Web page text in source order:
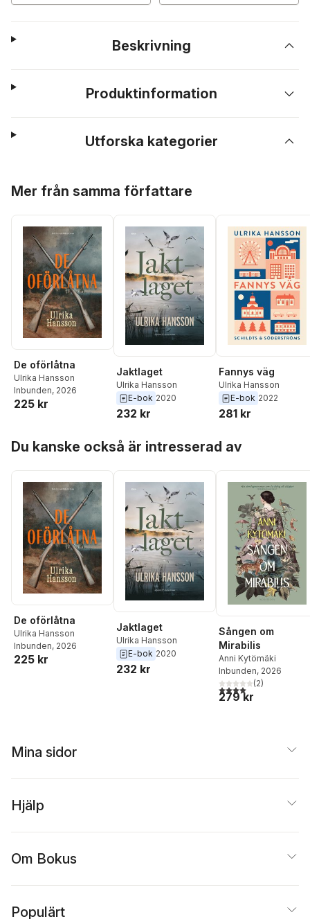
Beskrivning
Produktinformation
Utforska kategorier
Mer från samma författare
De oförlåtna
Ulrika Hansson
Inbunden, 2026
225 kr
Jaktlaget
Ulrika Hansson
E-bok 2020
232 kr
Fannys väg
Ulrika Hansson
E-bok 2022
281 kr
Du kanske också är intresserad av
De oförlåtna
Ulrika Hansson
Inbunden, 2026
225 kr
Jaktlaget
Ulrika Hansson
E-bok 2020
232 kr
Sången om
Mirabilis
Anni Kytömäki
Inbunden, 2026
4,0utav 5 stjärnor.
(2)
279 kr
Mina sidor
Hjälp
Om Bokus
Populärt